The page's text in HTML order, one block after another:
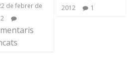
de febrer de
2012
1